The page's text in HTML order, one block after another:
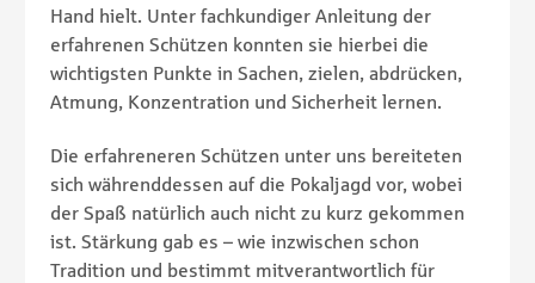
Hand hielt. Unter fachkundiger Anleitung der
erfahrenen Schützen konnten sie hierbei die
wichtigsten Punkte in Sachen, zielen, abdrücken,
Atmung, Konzentration und Sicherheit lernen.
Die erfahreneren Schützen unter uns bereiteten
sich währenddessen auf die Pokaljagd vor, wobei
der Spaß natürlich auch nicht zu kurz gekommen
ist. Stärkung gab es – wie inzwischen schon
Tradition und bestimmt mitverantwortlich für